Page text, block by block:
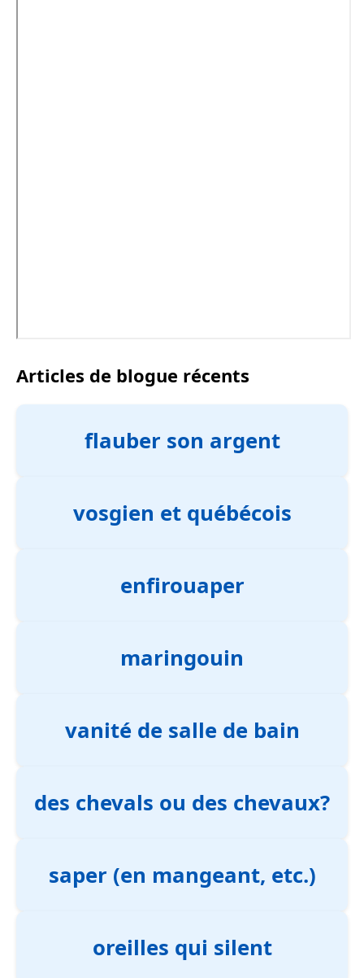
Articles de blogue récents
flauber son argent
vosgien et québécois
enfirouaper
maringouin
vanité de salle de bain
des chevals ou des chevaux?
saper (en mangeant, etc.)
oreilles qui silent